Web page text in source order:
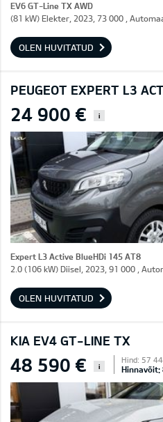
EV6 GT-Line TX AWD
(81 kW) Elekter, 2023, 73 000 ,
OLEN HUVITATUD
PEUGEOT EXPERT L3
24 900 € i
Expert L3 Active BlueHDi 145 AT8
2.0 (106 kW) Diisel, 2023, 91 000 ,
OLEN HUVITATUD
KIA EV4 GT-LINE TX
48 590 € i
Hind: 57
Hinnavõit: